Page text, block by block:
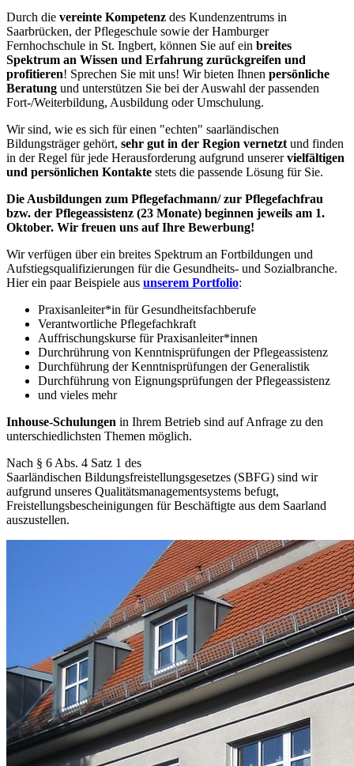
Durch die vereinte Kompetenz des Kundenzentrums in
Saarbrücken, der Pflegeschule sowie der Hamburger
Fernhochschule in St. Ingbert, können Sie auf ein breites
Spektrum an Wissen und Erfahrung zurückgreifen und
profitieren! Sprechen Sie mit uns! Wir bieten Ihnen persönliche
Beratung und unterstützen Sie bei der Auswahl der passenden
Fort-/Weiterbildung, Ausbildung oder Umschulung.
Wir sind, wie es sich für einen "echten" saarländischen
Bildungsträger gehört, sehr gut in der Region vernetzt und finden
in der Regel für jede Herausforderung aufgrund unserervielfältigen
und persönlichen Kontakte stets die passende Lösung für Sie.
Die Ausbildungen zum Pflegefachmann/ zur Pflegefachfrau
bzw. der Pflegeassistenz (23 Monate) beginnen jeweils am 1.
Oktober. Wir freuen uns auf Ihre Bewerbung!
Wir verfügen über ein breites Spektrum an Fortbildungen und
Aufstiegsqualifizierungen für die Gesundheits- und Sozialbranche.
Hier ein paar Beispiele aus unserem Portfolio:
Praxisanleiter*in für Gesundheitsfachberufe
Verantwortliche Pflegefachkraft
Auffrischungskurse für Praxisanleiter*innen
Durchrührung von Kenntnisprüfungen der Pflegeassistenz
Durchführung der Kenntnisprüfungen der Generalistik
Durchführung von Eignungsprüfungen der Pflegeassistenz
und vieles mehr
Inhouse-Schulungen in Ihrem Betrieb sind auf Anfrage zu den
unterschiedlichsten Themen möglich.
Nach § 6 Abs. 4 Satz 1 des
Saarländischen Bildungsfreistellungsgesetzes (SBFG) sind wir
aufgrund unseres Qualitätsmanagementsystems befugt,
Freistellungsbescheinigungen für Beschäftigte aus dem Saarland
auszustellen.